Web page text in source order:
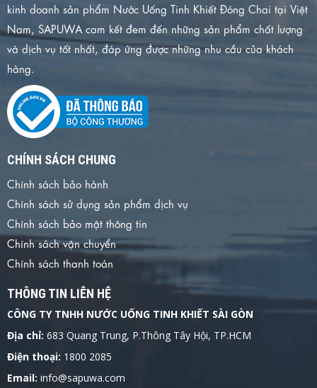
kinh doanh sản phẩm Nước Uống Tinh Khiết Đóng Chai tại Việt
Nam, SAPUWA cam kết đem đến những sản phẩm chất lượng
và dịch vụ tốt nhất, đáp ứng được những nhu cầu của khách
hàng.
CHÍNH SÁCH CHUNG
Chính sách bảo hành
Chính sách sử dụng sản phẩm dịch vụ
Chính sách bảo mật thông tin
Chính sách vận chuyển
Chính sách thanh toán
THÔNG TIN LIÊN HỆ
CÔNG TY TNHH NƯỚC UỐNG TINH KHIẾT SÀI GÒN
Địa chỉ: 683 Quang Trung, P.Thông Tây Hội, TP.HCM
Điện thoại: 1800 2085
Email: info@sapuwa.com